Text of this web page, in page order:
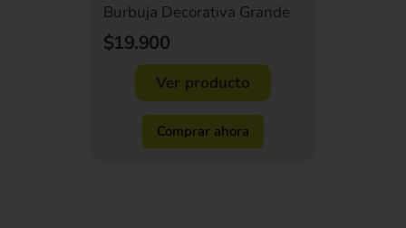
Burbuja Decorativa Grande
$19.900
Ver producto
Comprar ahora